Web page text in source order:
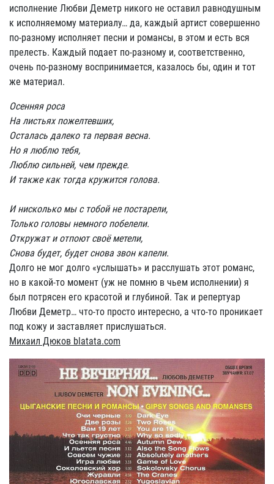
исполнение Любви Деметр никого не оставил равнодушным
к исполняемому материалу… да, каждый артист совершенно
по-разному исполняет песни и романсы, в этом и есть вся
прелесть. Каждый подает по-разному и, соответственно,
очень по-разному воспринимается, казалось бы, один и тот
же материал.
Осенняя роса
На листьях пожелтевших,
Осталась далеко та первая весна.
Но я люблю тебя,
Люблю сильней, чем прежде.
И также как тогда кружится голова.
И нисколько мы с тобой не постарели,
Только головы немного побелели.
Откружат и отпоют своё метели,
Снова будет, будет снова звон капели.
Долго не мог долго «услышать» и расслушать этот романс,
но в какой-то момент (уж не помню в чьем исполнении) я
был потрясен его красотой и глубиной. Так и репертуар
Любви Деметр… что-то просто интересно, а что-то проникает
под кожу и заставляет прислушаться.
Михаил Дюков blatata.com